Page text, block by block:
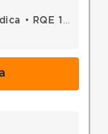
•
RQE 14757 - Geriatria